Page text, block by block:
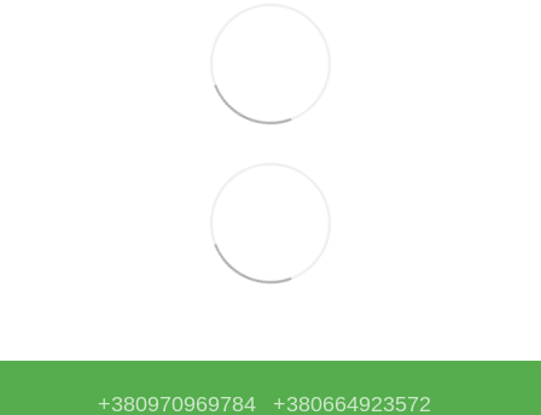
+380970969784 +380664923572